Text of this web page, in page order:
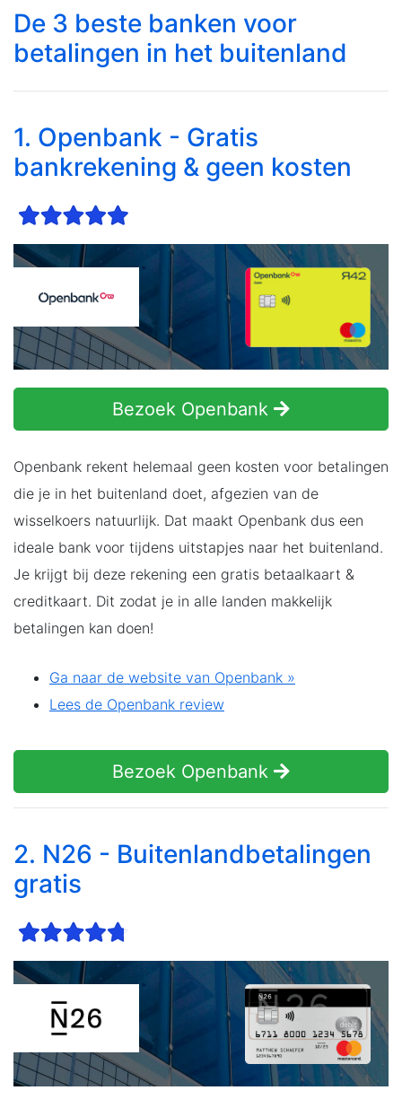
De 3 beste banken voor
betalingen in het buitenland
1. Openbank - Gratis
bankrekening & geen kosten
Bezoek Openbank
Openbank rekent helemaal geen kosten voor betalingen
die je in het buitenland doet, afgezien van de
wisselkoers natuurlijk. Dat maakt Openbank dus een
ideale bank voor tijdens uitstapjes naar het buitenland.
Je krijgt bij deze rekening een gratis betaalkaart &
creditkaart. Dit zodat je in alle landen makkelijk
betalingen kan doen!
Ga naar de website van Openbank »
Lees de Openbank review
Bezoek Openbank
2. N26 - Buitenlandbetalingen
gratis